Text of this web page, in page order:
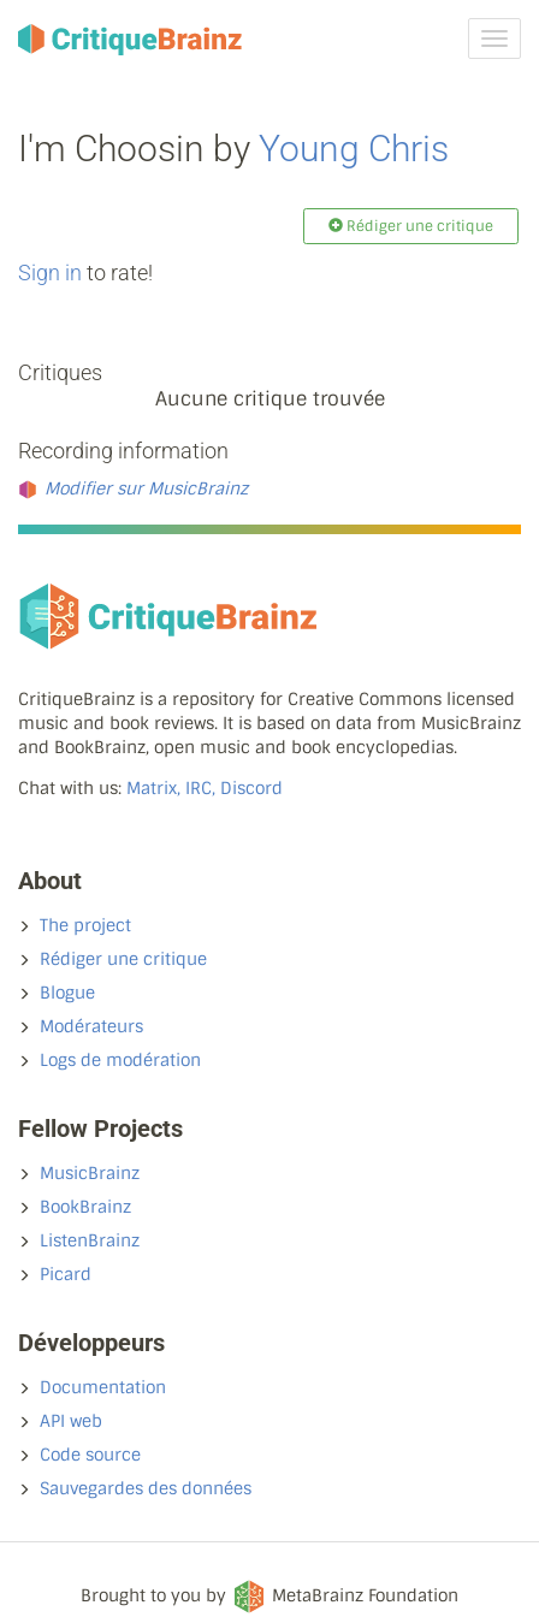
la
I'm Choosin by Young Chris
Rédiger une critique
Sign in to rate!
Critiques
Aucune critique trouvée
Recording information
Modifier sur MusicBrainz
CritiqueBrainz is a repository for Creative Commons licensed
music and book reviews. It is based on data from MusicBrainz
and BookBrainz, open music and book encyclopedias.
Chat with us: Matrix, IRC, Discord
About
The project
Rédiger une critique
Blogue
Modérateurs
Logs de modération
Fellow Projects
MusicBrainz
BookBrainz
ListenBrainz
Picard
Développeurs
Documentation
API web
Code source
Sauvegardes des données
Brought to you by MetaBrainz Foundation